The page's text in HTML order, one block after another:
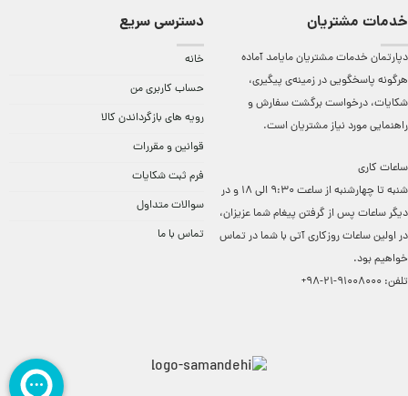
خدمات مشتریان
دپارتمان خدمات مشتریان مایامد آماده
هرگونه پاسخگویی در زمینه‌ی پیگیری،
شکایات، درخواست برگشت سفارش و
راهنمایی مورد نیاز مشتریان است.
ساعات کاری
شنبه تا چهارشنبه از ساعت 9:30 الی 18 و در
دیگر ساعات ‌پس از گرفتن پیغام شما عزیزان،
در اولین ساعات روزکاری آتی با شما در تماس
خواهیم بود.
تلفن: 91008000-21-98+
دسترسی سریع
خانه
حساب کاربری من
رویه های بازگرداندن کالا
قوانین و مقررات
فرم ثبت شکایات
سوالات متداول
تماس با ما